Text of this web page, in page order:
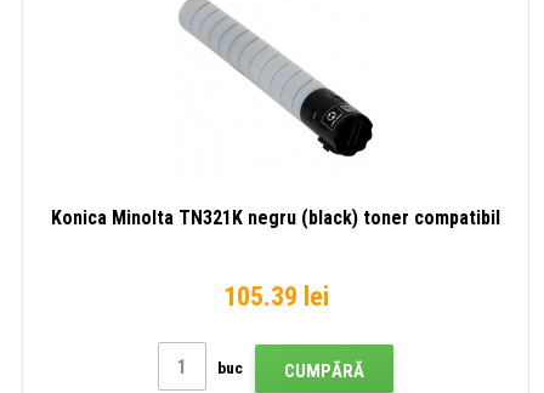
Konica Minolta TN321K negru (black) toner compatibil
105.39 lei
buc CUMPĂRĂ